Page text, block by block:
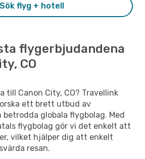
Sök flyg + hotell
flygerbjudandena
CO
till Canon City, CO? Travellink
ett brett utbud av
globala flygbolag. Med
flygbolag gör vi det enkelt att
vilket hjälper dig att enkelt
resan.